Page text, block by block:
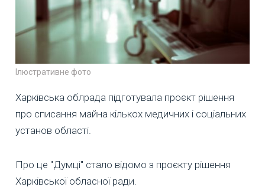
Ілюстративне фото
Харківська облрада підготувала проєкт рішення
про списання майна кількох медичних і соціальних
установ області.
Про це "Думці" стало відомо з проєкту рішення
Харківської обласної ради.